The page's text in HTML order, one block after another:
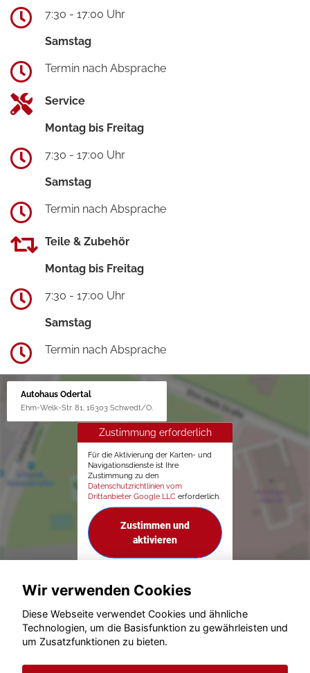
7:30 - 17:00 Uhr
Samstag
Termin nach Absprache
Service
Montag bis Freitag
7:30 - 17:00 Uhr
Samstag
Termin nach Absprache
Teile & Zubehör
Montag bis Freitag
7:30 - 17:00 Uhr
Samstag
Termin nach Absprache
Autohaus Odertal
Ehm-Welk-Str. 81, 16303 Schwedt/O.
Zustimmung erforderlich
Für die Aktivierung der Karten- und
Navigationsdienste ist Ihre
Zustimmung zu den
Datenschutzrichtlinien vom
Drittanbieter Google LLC erforderlich.
Zustimmen und
aktivieren
© konjunkturmotor.de GmbH 2020 - 2026
Wir verwenden Cookies
Diese Webseite verwendet Cookies und ähnliche
Technologien, um die Basisfunktion zu gewährleisten und
um Zusatzfunktionen zu bieten.